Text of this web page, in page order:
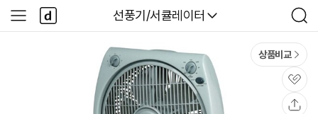
다나와
선풍기/서큘레이터
검
색
사
이
다
나
와
상품비교
관
심